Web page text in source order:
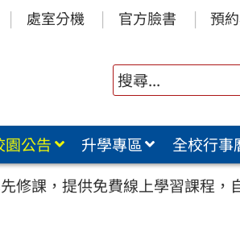
處室分機 官方臉書 預
園公告 升學專區 全校行事
修課，提供免費線上學習課程，